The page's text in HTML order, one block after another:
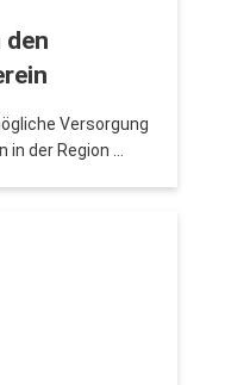
den
Versorgung
in der Region …